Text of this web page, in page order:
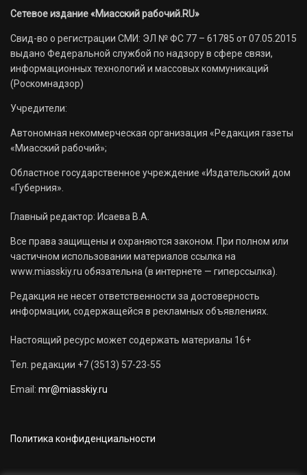
Сетевое издание «Миасский рабочий.RU»
Свид-во о регистрации СМИ: ЭЛ № ФС 77 – 61785 от 07.05.2015
выдано Федеральной службой по надзору в сфере связи,
информационных технологий и массовых коммуникаций
(Роскомнадзор)
Учредители:
Автономная некоммерческая организация «Редакция газеты
«Миасский рабочий»;
Областное государственное учреждение «Издательский дом
«Губерния».
Главный редактор: Исаева В.А.
Все права защищены и охраняются законом. При полном или
частичном использовании материалов ссылка на
www.miasskiy.ru обязательна (в интернете — гиперссылка).
Редакция не несет ответственности за достоверность
информации, содержащейся в рекламных объявлениях.
Настоящий ресурс может содержать материалы 16+
Тел. редакции +7 (3513) 57-23-55
Email: mr@miasskiy.ru
Политика конфиденциальности